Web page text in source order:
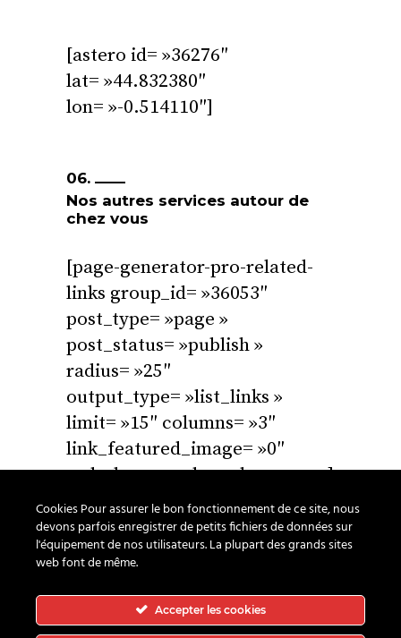
[astero id= »36276″
lat= »44.832380″
lon= »-0.514110″]
06.
Nos autres services autour de
chez vous
[page-generator-pro-related-
links group_id= »36053″
post_type= »page »
post_status= »publish »
radius= »25″
output_type= »list_links »
limit= »15″ columns= »3″
link_featured_image= »0″
orderby= »rand » order= »asc »]
Suivez-nous Fb. Ln.
RGPD|Hot Chili Pepper© 2025 Tous droits
Cookies Pour assurer le bon fonctionnement de ce site, nous
devons parfois enregistrer de petits fichiers de données sur
l'équipement de nos utilisateurs. La plupart des grands sites
web font de même.
Accepter les cookies